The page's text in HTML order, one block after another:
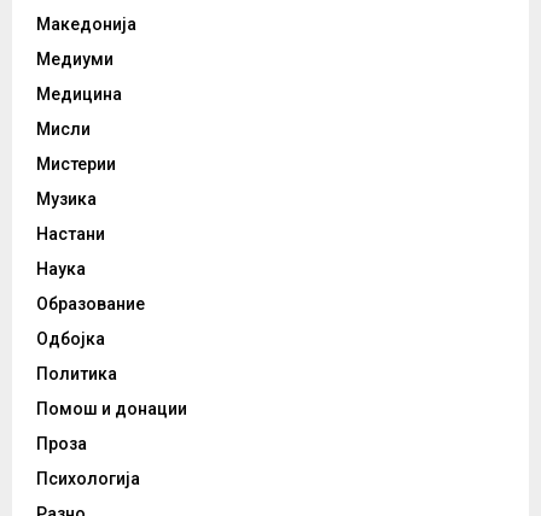
Македонија
Медиуми
Медицина
Мисли
Мистерии
Музика
Настани
Наука
Образование
Одбојка
Политика
Помош и донации
Проза
Психологија